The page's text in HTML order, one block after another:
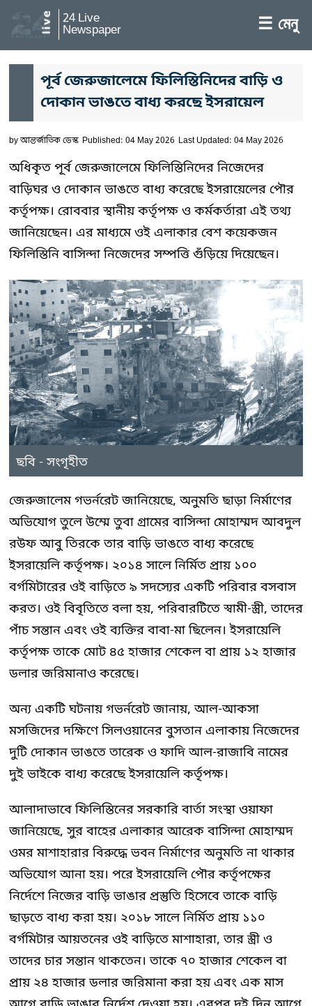
24 Live
Newspaper ☰ মেনু
পূর্ব জেরুজালেমে ফিলিস্তিনিদের বাড়ি ও
দোকান ভাঙতে বাধ্য করছে ইসরায়েল
byআন্তর্জাতিক ডেস্ক Published: 04 May 2026 Last Updated: 04 May 2026
অধিকৃত পূর্ব জেরুজালেমে ফিলিস্তিনিদের নিজেদের
বাড়িঘর ও দোকান ভাঙতে বাধ্য করেছে ইসরায়েলের পৌর
কর্তৃপক্ষ। রোববার স্থানীয় কর্তৃপক্ষ ও কর্মকর্তারা এই তথ্য
জানিয়েছেন। এর মাধ্যমে ওই এলাকার বেশ কয়েকজন
ফিলিস্তিনি বাসিন্দা নিজেদের সম্পত্তি গুঁড়িয়ে দিয়েছেন।
ছবি - সংগৃহীত
জেরুজালেম গভর্নরেট জানিয়েছে, অনুমতি ছাড়া নির্মাণের
অভিযোগ তুলে উম্মে তুবা গ্রামের বাসিন্দা মোহাম্মদ আবদুল
রউফ আবু তিরকে তার বাড়ি ভাঙতে বাধ্য করেছে
ইসরায়েলি কর্তৃপক্ষ। ২০১৪ সালে নির্মিত প্রায় ১০০
বর্গমিটারের ওই বাড়িতে ৯ সদস্যের একটি পরিবার বসবাস
করত। ওই বিবৃতিতে বলা হয়, পরিবারটিতে স্বামী-স্ত্রী, তাদের
পাঁচ সন্তান এবং ওই ব্যক্তির বাবা-মা ছিলেন। ইসরায়েলি
কর্তৃপক্ষ তাকে মোট ৪৫ হাজার শেকেল বা প্রায় ১২ হাজার
ডলার জরিমানাও করেছে।
অন্য একটি ঘটনায় গভর্নরেট জানায়, আল-আকসা
মসজিদের দক্ষিণে সিলওয়ানের বুসতান এলাকায় নিজেদের
দুটি দোকান ভাঙতে তারেক ও ফাদি আল-রাজাবি নামের
দুই ভাইকে বাধ্য করেছে ইসরায়েলি কর্তৃপক্ষ।
আলাদাভাবে ফিলিস্তিনের সরকারি বার্তা সংস্থা ওয়াফা
জানিয়েছে, সুর বাহের এলাকার আরেক বাসিন্দা মোহাম্মদ
ওমর মাশাহারার বিরুদ্ধে ভবন নির্মাণের অনুমতি না থাকার
অভিযোগ আনা হয়। পরে ইসরায়েলি পৌর কর্তৃপক্ষের
নির্দেশে নিজের বাড়ি ভাঙার প্রস্তুতি হিসেবে তাকে বাড়ি
ছাড়তে বাধ্য করা হয়। ২০১৮ সালে নির্মিত প্রায় ১১০
বর্গমিটার আয়তনের ওই বাড়িতে মাশাহারা, তার স্ত্রী ও
তাদের চার সন্তান থাকতেন। তাকে ৭০ হাজার শেকেল বা
প্রায় ২৪ হাজার ডলার জরিমানা করা হয় এবং এক মাস